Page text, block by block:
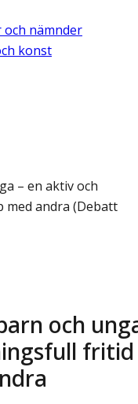
och nämnder
konst
– en aktiv och
med andra (Debatt
och